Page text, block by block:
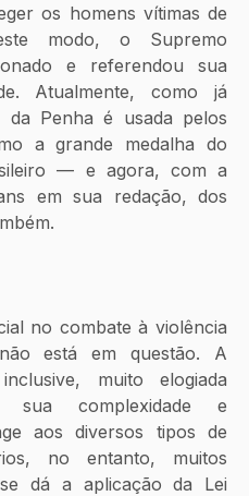
os homens vítimas de
modo, o Supremo
e referendou sua
Atualmente, como já
da Penha é usada pelos
a grande medalha do
— e agora, com a
em sua redação, dos
no combate à violência
está em questão. A
muito elogiada
sua complexidade e
aos diversos tipos de
no entanto, muitos
dá a aplicação da Lei